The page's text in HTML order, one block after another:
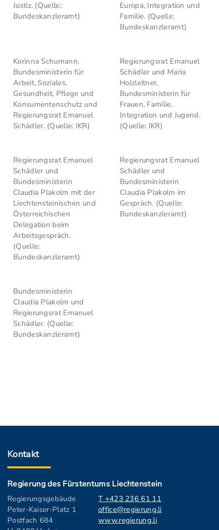
Justiz. (Quelle:
Bundeskanzleramt)
Europa, Integration und
Familie. (Quelle:
Bundeskanzleramt)
Korinna Schumann,
Bundesministerin für
Arbeit, Soziales,
Gesundheit, Pflege und
Konsumentenschutz und
Regierungsrat Emanuel
Schädler. (Quelle: IKR)
Regierungsrat Emanuel
Schädler und Maria
Holzleitner,
Bundesministerin für
Frauen, Familie,
Integration und Jugend.
(Quelle: IKR)
Regierungsrat Emanuel
Schädler und
Bundesministerin
Claudia Plakolm mit der
Liechtensteinischen und
Österreichischen
Delegation beim
Arbeitsgespräch.
(Quelle:
Bundeskanzleramt)
Regierungsrat Emanuel
Schädler und
Bundesministerin
Claudia Plakolm im
Gespräch. (Quelle:
Bundeskanzleramt)
Bundesministerin
Claudia Plakolm und
Regierungsrat Emanuel
Schädler. (Quelle:
Bundeskanzleramt)
Kontakt
Regierung des Fürstentums Liechtenstein
Regierungsgebäude
Peter-Kaiser-Platz 1
Postfach 684
T +423 236 61 11
office@regierung.li
www.regierung.li